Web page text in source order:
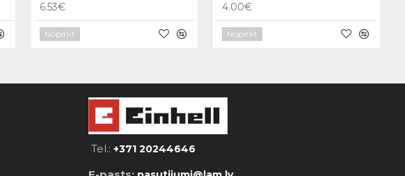
6.53€
Nopirkt
4.00€
Nopirkt
Tel.:+371 20244646